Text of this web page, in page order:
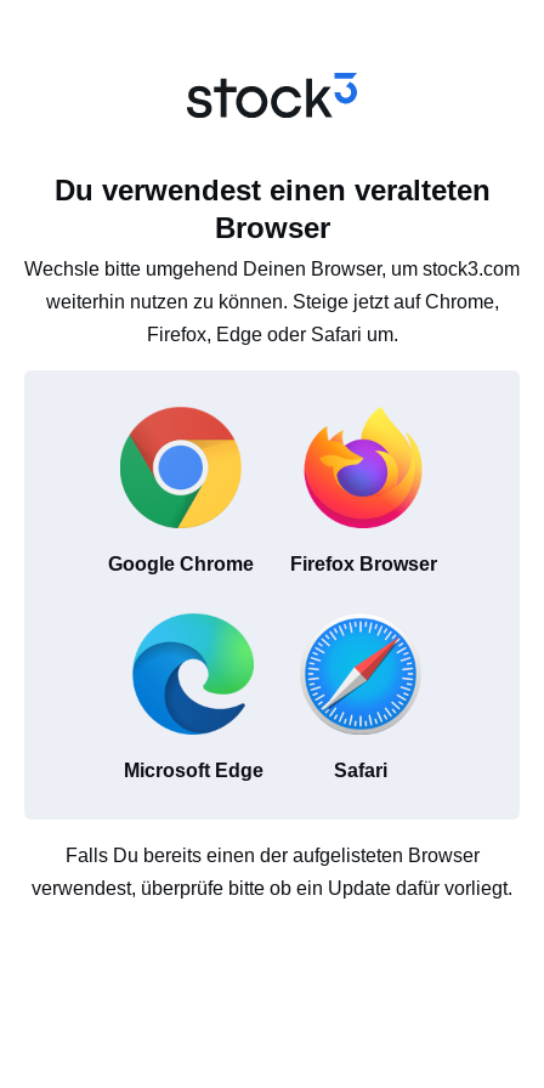
Du verwendest einen veralteten
Browser
Wechsle bitte umgehend Deinen Browser, um stock3.com
weiterhin nutzen zu können. Steige jetzt auf Chrome,
Firefox, Edge oder Safari um.
Google Chrome Firefox Browser
Microsoft Edge Safari
Falls Du bereits einen der aufgelisteten Browser
verwendest, überprüfe bitte ob ein Update dafür vorliegt.